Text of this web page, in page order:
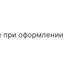
при оформлении